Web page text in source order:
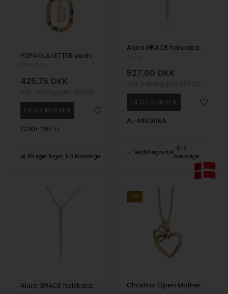
PDPAOLA LETTER vedhæng B forgyldt sølv med multifarvede sten
425,75 DKK
CO01-261-U
På eget lager 1-3 hverdage
Alura GRACE halskæde 02 forgyldt sølv
527,00 DKK
AL-MN1306A
Bestillingsvare
5-9
hverdage
Alura GRACE halskæde 01 forgyldt sølv
19%
Christina Open Mother Hearts m. topaz, forgyldt sølv, uden kæde